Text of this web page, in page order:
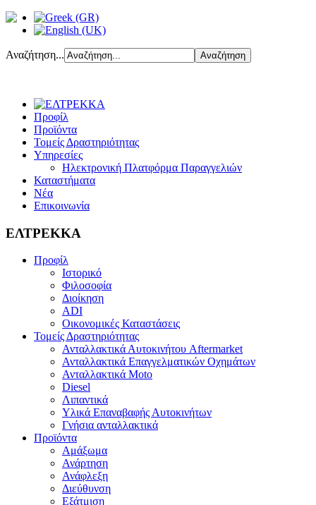
Αναζήτηση...
Προφίλ
Προϊόντα
Τομείς Δραστηριότητας
Υπηρεσίες
Ηλεκτρονική Πλατφόρμα Παραγγελιών
Καταστήματα
Νέα
Επικοινωνία
ΕΛΤΡΕΚΚΑ
Προφίλ
Ιστορικό
Φιλοσοφία
Διοίκηση
ADI
Οικονομικές Καταστάσεις
Τομείς Δραστηριότητας
Ανταλλακτικά Αυτοκινήτου Aftermarket
Ανταλλακτικά Επαγγελματικών Οχημάτων
Ανταλλακτικά Moto
Diesel
Λιπαντικά
Υλικά Επαναβαφής Αυτοκινήτων
Γνήσια ανταλλακτικά
Προϊόντα
Αμάξωμα
Ανάρτηση
Ανάφλεξη
Διεύθυνση
Εξάτμιση